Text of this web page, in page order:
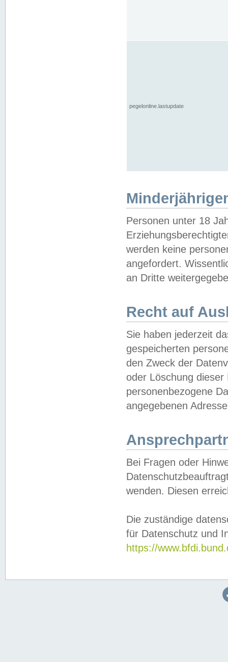
pegelonline.lastupdate
Personen unter 18
werden keine
angefordert.
an Dritte
Recht auf
Sie haben jederzeit
gespeicherten
den Zweck der
oder Löschung
personenbezogene
angegebenen
Bei Fragen oder
wenden. Diesen
Die zuständige
für Datenschutz und
https://